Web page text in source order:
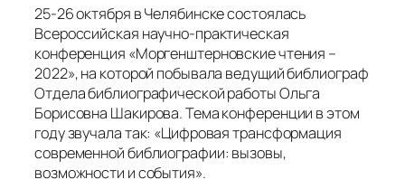
25-26 октября в Челябинске состоялась
Всероссийская научно-практическая
конференция «Моргенштерновские чтения –
2022», на которой побывала ведущий библиограф
Отдела библиографической работы Ольга
Борисовна Шакирова. Тема конференции в этом
году звучала так: «Цифровая трансформация
современной библиографии: вызовы,
возможности и события».